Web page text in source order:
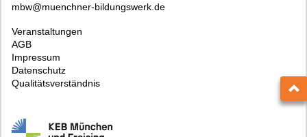
mbw@muenchner-bildungswerk.de
Veranstaltungen
AGB
Impressum
Datenschutz
Qualitätsverständnis